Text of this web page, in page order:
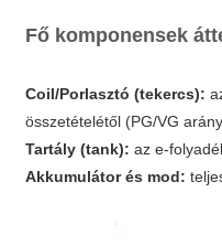
Fő komponensek
Coil/Porlasztó (tekercs):
összetételétől (PG/VG
Tartály (tank): az e-
Akkumulátor és mod: